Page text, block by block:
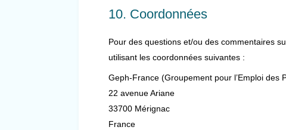
10. Coordonnées
Pour des questions et/ou des commentaires
utilisant les coordonnées suivantes :
Geph-France (Groupement pour l’Emploi des
22 avenue Ariane
33700 Mérignac
France